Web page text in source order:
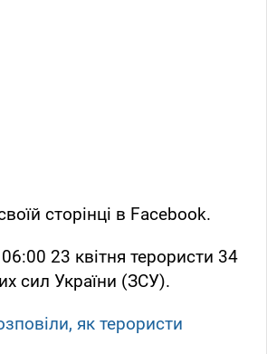
сторінці в Facebook.
23 квітня терористи 34
сил України (ЗСУ).
як терористи